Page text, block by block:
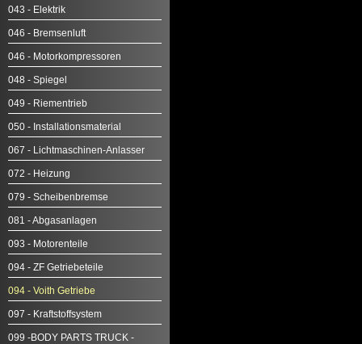
043 - Elektrik
046 - Bremsenluft
046 - Motorkompressoren
048 - Spiegel
049 - Riementrieb
050 - Installationsmaterial
067 - Lichtmaschinen-Anlasser
072 - Heizung
079 - Scheibenbremse
081 - Abgasanlagen
093 - Motorenteile
094 - ZF Getriebeteile
094 - Voith Getriebe
097 - Kraftstoffsystem
099 -BODY PARTS TRUCK -